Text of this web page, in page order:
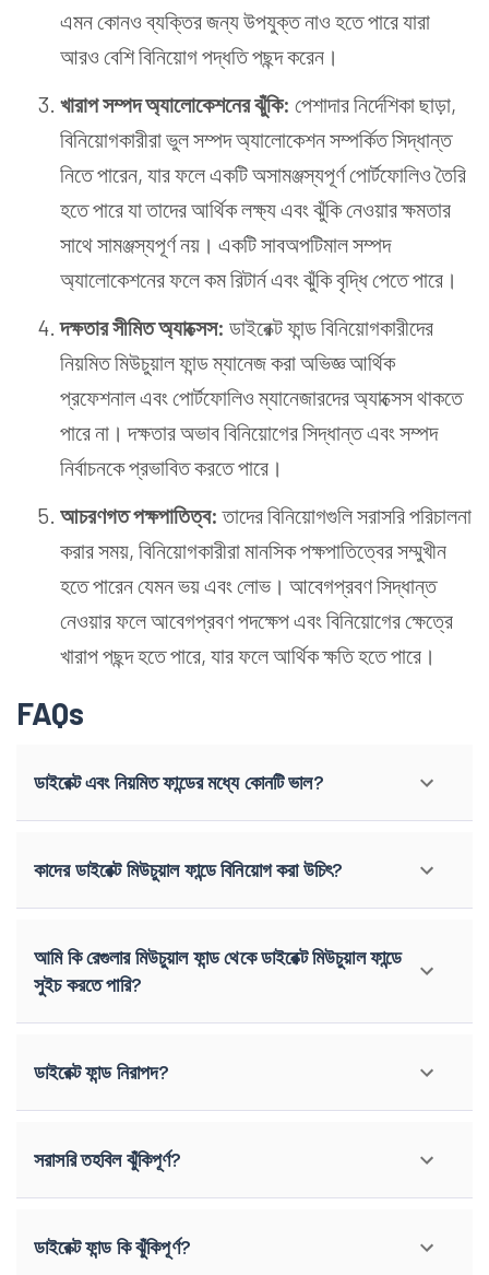
এমন কোনও ব্যক্তির জন্য উপযুক্ত নাও হতে পারে যারা
আরও বেশি বিনিয়োগ পদ্ধতি পছন্দ করেন।
খারাপ সম্পদ অ্যালোকেশনের ঝুঁকি: পেশাদার নির্দেশিকা ছাড়া,
বিনিয়োগকারীরা ভুল সম্পদ অ্যালোকেশন সম্পর্কিত সিদ্ধান্ত
নিতে পারেন, যার ফলে একটি অসামঞ্জস্যপূর্ণ পোর্টফোলিও তৈরি
হতে পারে যা তাদের আর্থিক লক্ষ্য এবং ঝুঁকি নেওয়ার ক্ষমতার
সাথে সামঞ্জস্যপূর্ণ নয়। একটি সাবঅপটিমাল সম্পদ
অ্যালোকেশনের ফলে কম রিটার্ন এবং ঝুঁকি বৃদ্ধি পেতে পারে।
দক্ষতার সীমিত অ্যাক্সেস: ডাইরেক্ট ফান্ড বিনিয়োগকারীদের
নিয়মিত মিউচুয়াল ফান্ড ম্যানেজ করা অভিজ্ঞ আর্থিক
প্রফেশনাল এবং পোর্টফোলিও ম্যানেজারদের অ্যাক্সেস থাকতে
পারে না। দক্ষতার অভাব বিনিয়োগের সিদ্ধান্ত এবং সম্পদ
নির্বাচনকে প্রভাবিত করতে পারে।
আচরণগত পক্ষপাতিত্ব:তাদের বিনিয়োগগুলি সরাসরি পরিচালনা
করার সময়, বিনিয়োগকারীরা মানসিক পক্ষপাতিত্বের সম্মুখীন
হতে পারেন যেমন ভয় এবং লোভ। আবেগপ্রবণ সিদ্ধান্ত
নেওয়ার ফলে আবেগপ্রবণ পদক্ষেপ এবং বিনিয়োগের ক্ষেত্রে
খারাপ পছন্দ হতে পারে, যার ফলে আর্থিক ক্ষতি হতে পারে।
FAQs
ডাইরেক্ট এবং নিয়মিত ফান্ডের মধ্যে কোনটি ভাল?
কাদের ডাইরেক্ট মিউচুয়াল ফান্ডে বিনিয়োগ করা উচিৎ?
আমি কি রেগুলার মিউচুয়াল ফান্ড থেকে ডাইরেক্ট মিউচুয়াল ফান্ডে
সুইচ করতে পারি?
ডাইরেক্ট ফান্ড নিরাপদ?
সরাসরি তহবিল ঝুঁকিপূর্ণ?
ডাইরেক্ট ফান্ড কি ঝুঁকিপূর্ণ?